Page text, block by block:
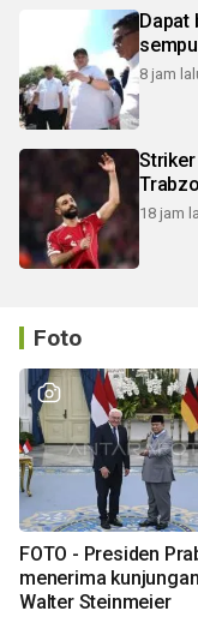
Dapat
8 jam
18 jam
Foto
FOTO - Presiden
menerima
Walter Steinmeier